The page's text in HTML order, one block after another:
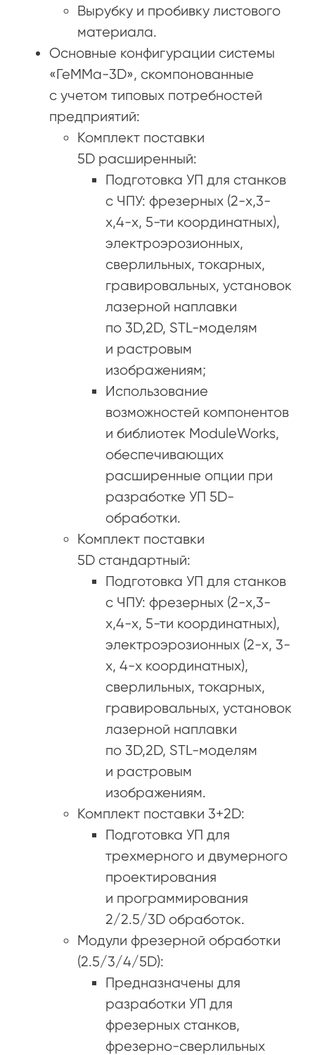
Вырубку и пробивку листового
материала.
Основные конфигурации системы
«ГеММа-3D», скомпонованные
с учетом типовых потребностей
предприятий:
Комплект поставки
5D расширенный:
Подготовка УП для станков
с ЧПУ: фрезерных (2-х,3-
х,4-х, 5-ти координатных),
электроэрозионных,
сверлильных, токарных,
гравировальных, установок
лазерной наплавки
по 3D,2D, STL-моделям
и растровым
изображениям;
Использование
возможностей компонентов
и библиотек ModuleWorks,
обеспечивающих
расширенные опции при
разработке УП 5D-
обработки.
Комплект поставки
5D стандартный:
Подготовка УП для станков
с ЧПУ: фрезерных (2-х,3-
х,4-х, 5-ти координатных),
электроэрозионных (2-х, 3-
х, 4-х координатных),
сверлильных, токарных,
гравировальных, установок
лазерной наплавки
по 3D,2D, STL-моделям
и растровым
изображениям.
Комплект поставки 3+2D:
Подготовка УП для
трехмерного и двумерного
проектирования
и программирования
2/2.5/3D обработок.
Модули фрезерной обработки
(2.5/3/4/5D):
Предназначены для
разработки УП для
фрезерных станков,
фрезерно-сверлильных